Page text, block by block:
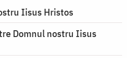
Iisus Hristos
Domnul nostru Iisus